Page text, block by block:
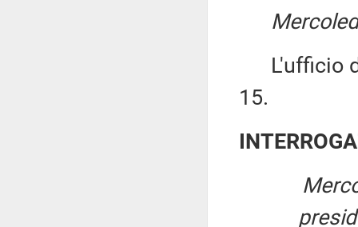
L'ufficio di
15.